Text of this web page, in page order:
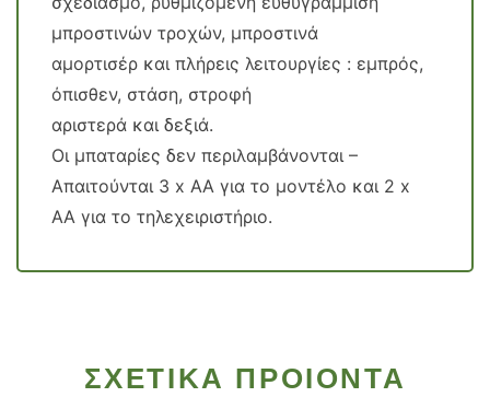
μπροστινών τροχών, μπροστινά
αμορτισέρ και πλήρεις λειτουργίες : εμπρός,
όπισθεν, στάση, στροφή
αριστερά και δεξιά.
Οι μπαταρίες δεν περιλαμβάνονται –
Απαιτούνται 3 x AA για το μοντέλο και 2 x
AA για το τηλεχειριστήριο.
ΣΧΕΤΙΚΑ ΠΡΟΙΟΝΤΑ